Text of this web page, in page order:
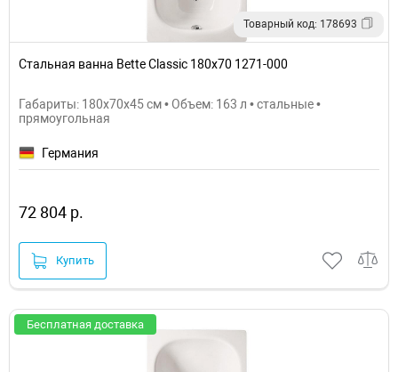
Товарный код: 178693
Стальная ванна Bette Classic 180х70 1271-000
Габариты: 180x70x45 см • Объем: 163 л • стальные •
прямоугольная
Германия
72 804 р.
Купить
Бесплатная доставка